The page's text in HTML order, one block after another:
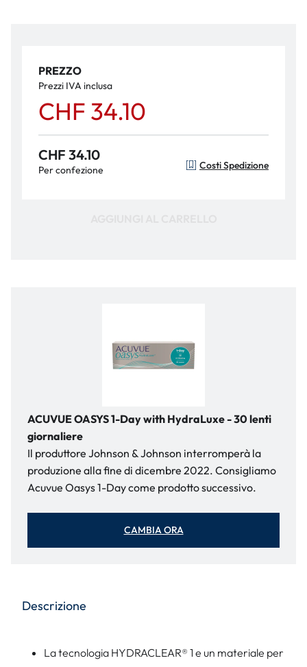
PREZZO
Prezzi IVA inclusa
CHF 34.10
CHF 34.10
Per confezione Costi Spedizione
ACUVUE OASYS 1-Day with HydraLuxe - 30 lenti
giornaliere
Il produttore Johnson & Johnson interromperà la
produzione alla fine di dicembre 2022. Consigliamo
Acuvue Oasys 1-Day come prodotto successivo.
CAMBIA ORA
Descrizione
La tecnologia HYDRACLEAR® 1 e un materiale per